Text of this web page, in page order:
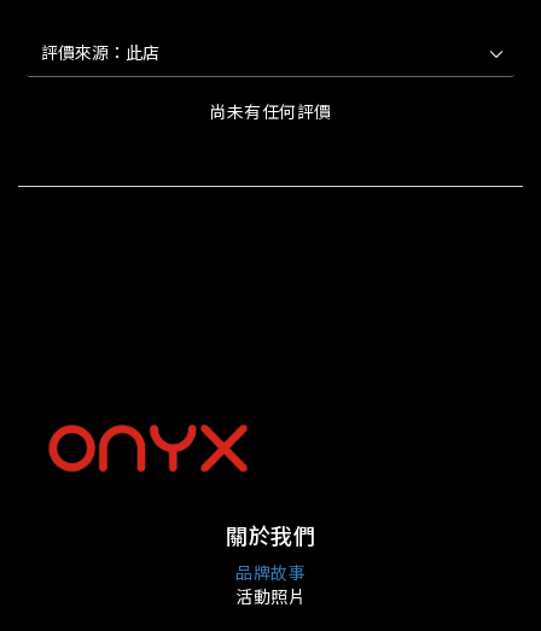
尚未有任何評價
關於我們
品牌故事
活動照片